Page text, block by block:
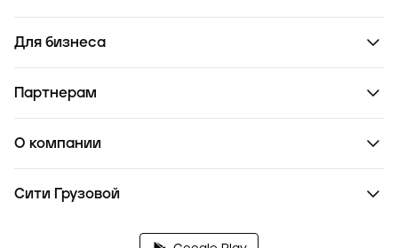
Для бизнеса
Партнерам
О компании
Сити Грузовой